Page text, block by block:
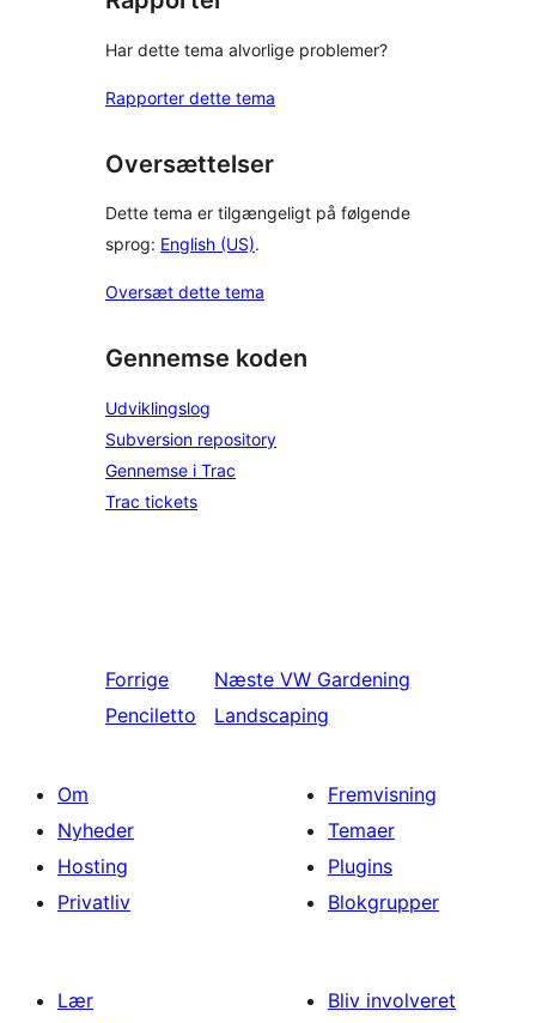
Har dette tema alvorlige problemer?
Rapporter dette tema
Oversættelser
Dette tema er tilgængeligt på følgende
sprog: English (US).
Oversæt dette tema
Gennemse koden
Udviklingslog
Subversion repository
Gennemse i Trac
Trac tickets
Forrige
Penciletto
Næste VW Gardening
Landscaping
Om
Nyheder
Hosting
Privatliv
Fremvisning
Temaer
Plugins
Blokgrupper
Lær
Bliv involveret